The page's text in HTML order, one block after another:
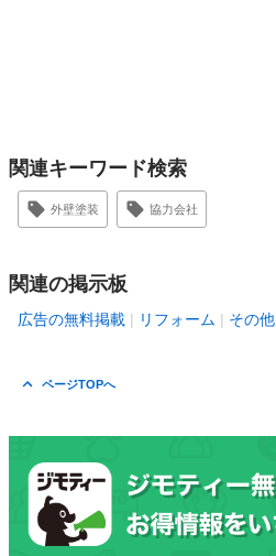
関連キーワード検索
外壁塗装 協力会社
関連の掲示板
広告の無料掲載 リフォーム その他
ページTOPへ